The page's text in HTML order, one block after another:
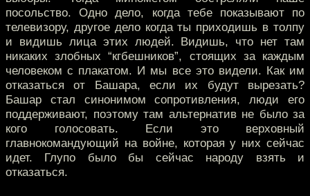
посольство. Одно дело, когда тебе показывают по
телевизору, другое дело когда ты приходишь в толпу
и видишь лица этих людей. Видишь, что нет там
никаких злобных “кгбешников”, стоящих за каждым
человеком с плакатом. И мы все это видели. Как им
отказатьcя от Башара, если их будут вырезать?
Башар стал синонимом сопротивления, люди его
поддерживают, поэтому там альтернатив не было за
кого голосовать. Если это верховный
главнокомандующий на войне, которая у них сейчас
идет. Глупо было бы сейчас народу взять и
отказаться.